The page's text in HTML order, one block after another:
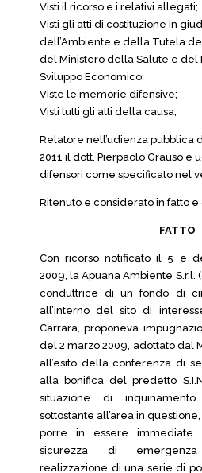
Visti il ricorso e i relativi allegati;
Visti gli atti di costituzione in
dell’Ambiente e della Tutela
del Ministero della Salute e del
Sviluppo Economico;
Viste le memorie difensive;
Visti tutti gli atti della causa;
Relatore nell’udienza pubblica
2011 il dott. Pierpaolo Grauso e
difensori come specificato nel
Ritenuto e considerato in fatto
FATTO
Con ricorso notificato il 5 e
2009, la Apuana Ambiente S.r.l.
conduttrice di un fondo di
all’interno del sito di
Carrara, proponeva
del 2 marzo 2009, adottato dal
all’esito della conferenza di
alla bonifica del predetto
situazione di
sottostante all’area in
porre in essere immediate
sicurezza di
realizzazione di una serie di